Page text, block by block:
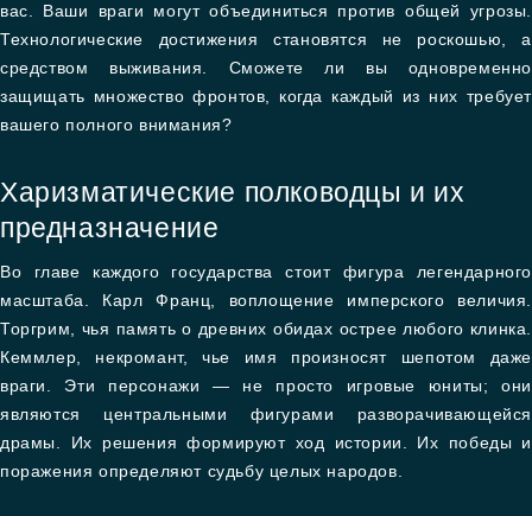
вас. Ваши враги могут объединиться против общей угрозы.
Технологические достижения становятся не роскошью, а
средством выживания. Сможете ли вы одновременно
защищать множество фронтов, когда каждый из них требует
вашего полного внимания?
Харизматические полководцы и их
предназначение
Во главе каждого государства стоит фигура легендарного
масштаба. Карл Франц, воплощение имперского величия.
Торгрим, чья память о древних обидах острее любого клинка.
Кеммлер, некромант, чье имя произносят шепотом даже
враги. Эти персонажи — не просто игровые юниты; они
являются центральными фигурами разворачивающейся
драмы. Их решения формируют ход истории. Их победы и
поражения определяют судьбу целых народов.